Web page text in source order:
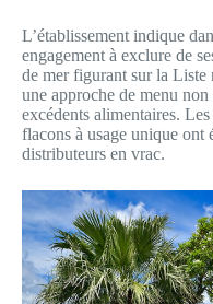
L’établissement indique
engagement à exclure de
de mer figurant sur la
une approche de menu
excédents alimentaires.
flacons à usage unique ont
distributeurs en vrac.